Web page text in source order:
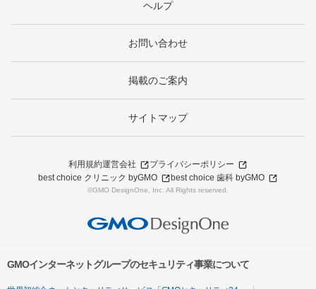
ヘルプ
お問い合わせ
掲載のご案内
サイトマップ
利用規約運営会社
プライバシーポリシー
best choice クリニック byGMO
best choice 歯科 byGMO
©GMO DesignOne, Inc. All Rights reserved.
GMOインターネットグループのセキュリティ事業について